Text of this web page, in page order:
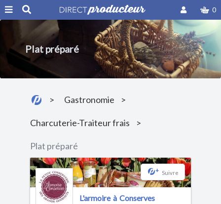
0
Plat préparé
Gastronomie
Charcuterie-Traiteur frais
Plat préparé
+ Suivre
L'armoire à Conserves